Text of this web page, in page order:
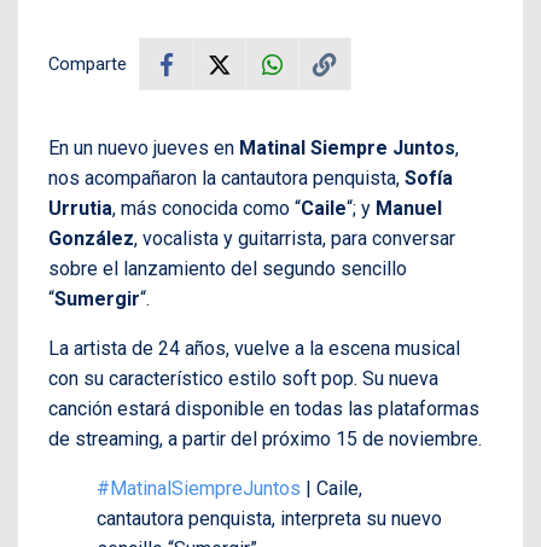
Comparte
En un nuevo jueves en Matinal Siempre Juntos,
nos acompañaron la cantautora penquista, Sofía
Urrutia, más conocida como “Caile“; y Manuel
González, vocalista y guitarrista, para conversar
sobre el lanzamiento del segundo sencillo
“Sumergir“.
La artista de 24 años, vuelve a la escena musical
con su característico estilo soft pop. Su nueva
canción estará disponible en todas las plataformas
de streaming, a partir del próximo 15 de noviembre.
#MatinalSiempreJuntos | Caile,
cantautora penquista, interpreta su nuevo